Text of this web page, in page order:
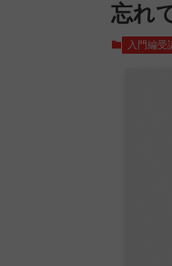
忘れ
入門編受